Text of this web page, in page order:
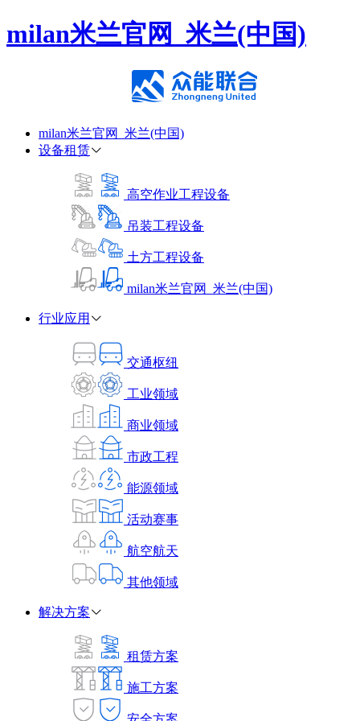
milan米兰官网_米兰(中国)
milan米兰官网_米兰(中国)
设备租赁
高空作业工程设备
吊装工程设备
土方工程设备
milan米兰官网_米兰(中国)
行业应用
交通枢纽
工业领域
商业领域
市政工程
能源领域
活动赛事
航空航天
其他领域
解决方案
租赁方案
施工方案